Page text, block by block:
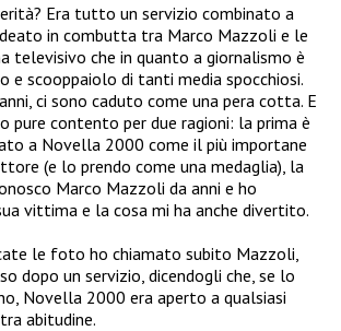
Era tutto un servizio combinato a
in combutta tra Marco Mazzoli e le
televisivo che in quanto a giornalismo è
e scooppaiolo di tanti media spocchiosi.
ci sono caduto come una pera cotta. E
pure contento per due ragioni: la prima è
a Novella 2000 come il più importane
(e lo prendo come una medaglia), la
Marco Mazzoli da anni e ho
vittima e la cosa mi ha anche divertito.
le foto ho chiamato subito Mazzoli,
dopo un servizio, dicendogli che, se lo
Novella 2000 era aperto a qualsiasi
abitudine.